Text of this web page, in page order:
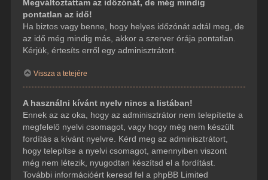
Megváltoztattam az időzónát, de még mindig
pontatlan az idő!
Ha biztos vagy benne, hogy helyes időzónát adtál meg, de
az idő még mindig más, akkor a szerver órája pontatlan.
Kérjük, értesíts erről egy adminisztrátort.
Vissza a tetejére
A használni kívánt nyelv nincs a listában!
Ennek az az oka, hogy az adminisztrátor nem telepítette a
megfelelő nyelvi csomagot, vagy hogy még nem készült
fordítás a kívánt nyelvre. Kérd meg az adminisztrátort,
hogy telepítse a nyelvi csomagot, amennyiben viszont
még nem létezik, nyugodtan készítsd el a fordítást.
További információért keresd fel a phpBB Limited